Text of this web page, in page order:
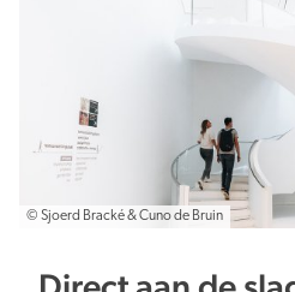
© Sjoerd Bracké & Cuno de Bruin